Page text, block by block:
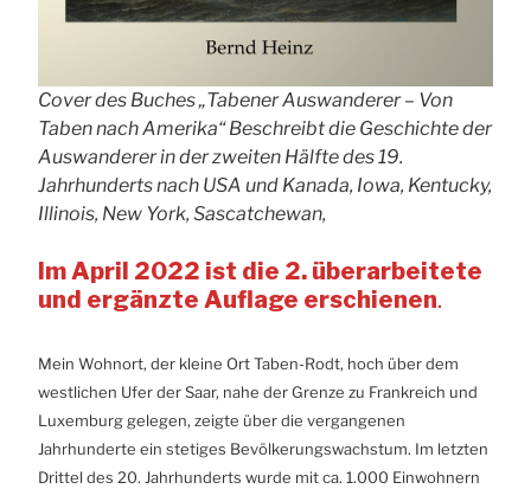
Cover des Buches „Tabener Auswanderer – Von
Taben nach Amerika“ Beschreibt die Geschichte der
Auswanderer in der zweiten Hälfte des 19.
Jahrhunderts nach USA und Kanada, Iowa, Kentucky,
Illinois, New York, Sascatchewan,
Im April 2022 ist die 2. überarbeitete
und ergänzte Auflage erschienen.
Mein Wohnort, der kleine Ort Taben-Rodt, hoch über dem
westlichen Ufer der Saar, nahe der Grenze zu Frankreich und
Luxemburg gelegen, zeigte über die vergangenen
Jahrhunderte ein stetiges Bevölkerungswachstum. Im letzten
Drittel des 20. Jahrhunderts wurde mit ca. 1.000 Einwohnern